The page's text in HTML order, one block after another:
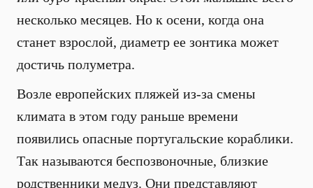
несколько месяцев. Но к осени, когда она
станет взрослой, диаметр ее зонтика может
достичь полуметра.
Возле европейских пляжей из-за смены
климата в этом году раньше времени
появились опасные португальские кораблики.
Так называются беспозвоночные, близкие
родственники медуз. Они представляют